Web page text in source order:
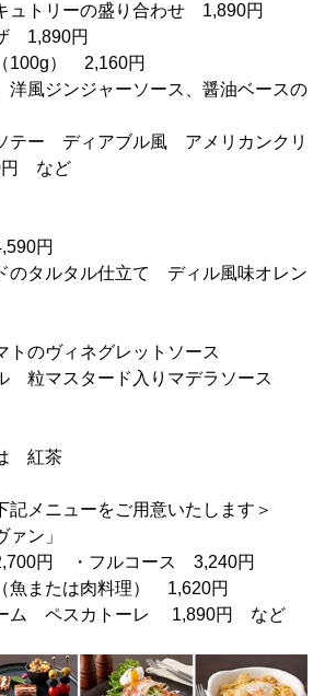
ュトリーの盛り合わせ 1,890円
1,890円
100g） 2,160円
洋風ジンジャーソース、醤油ベースの
テー ディアブル風 アメリカンクリ
円 など
円
のタルタル仕立て ディル風味オレン
のヴィネグレットソース
粒マスタード入りマデラソース
紅茶
記メニューをご用意いたします＞
ァン」
円 ・フルコース 3,240円
魚または肉料理） 1,620円
ーム ペスカトーレ 1,890円 など